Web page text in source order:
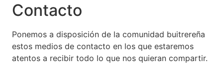
Contacto
Ponemos a disposición de la comunidad buitrereña
estos medios de contacto en los que estaremos
atentos a recibir todo lo que nos quieran compartir.